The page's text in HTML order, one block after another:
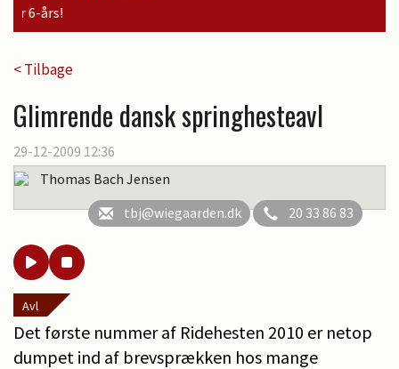
< Tilbage
Glimrende dansk springhesteavl
29-12-2009 12:36
Thomas Bach Jensen
tbj@wiegaarden.dk
20 33 86 83
Avl
Det første nummer af Ridehesten 2010 er netop
dumpet ind af brevsprækken hos mange